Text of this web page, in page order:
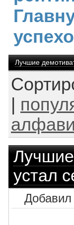
Лучшие
устал
Добавил